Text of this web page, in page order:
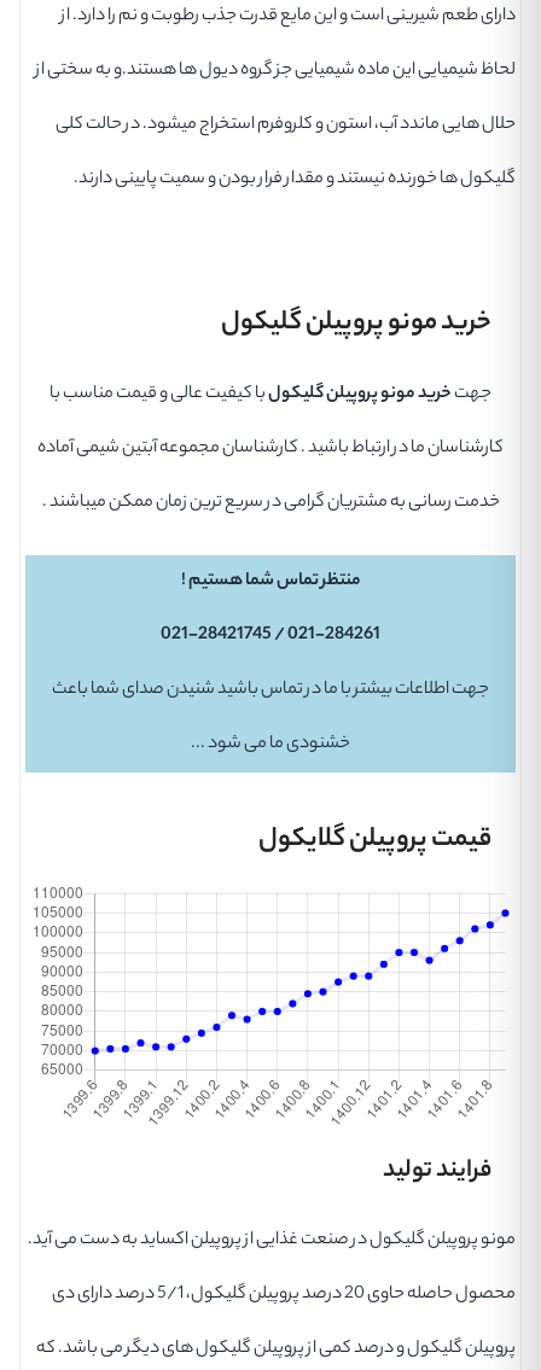
دارای طعم شیرینی است و این مایع قدرت جذب رطوبت و نم را دارد. از
لحاظ شیمیایی این ماده شیمیایی جز گروه دیول ها هستند.و به سختی از
حلال هایی ماندد آب، استون و کلروفرم استخراج میشود. در حالت کلی
گلیکول ها خورنده نیستند و مقدار فرار بودن و سمیت پایینی دارند.
خرید مونو پروپیلن گلیکول
جهتخرید مونو پروپیلن گلیکولبا کیفیت عالی و قیمت مناسب با
کارشناسان ما در ارتباط باشید . کارشناسان مجموعه آبتین شیمی آماده
خدمت رسانی به مشتریان گرامی در سریع ترین زمان ممکن میباشند .
منتظر تماس شما هستیم !
021-284261 / 021-28421745
جهت اطلاعات بیشتر با ما در تماس باشید شنیدن صدای شما باعث
خشنودی ما می شود ...
قیمت پروپیلن گلایکول
فرایند تولید
مونو پروپیلن گلیکول در صنعت غذایی از پروپیلن اکساید به دست می آید.
محصول حاصله حاوی 20 درصد پروپیلن گلیکول، 5/1 درصد دارای دی
پروپیلن گلیکول و درصد کمی از پروپیلن گلیکول های دیگر می باشد. که